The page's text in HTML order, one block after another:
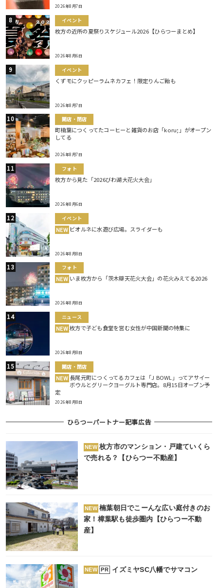
2026年8月7日
イベント
枚方の近所の夏祭りスケジュール2026【ひらつーまとめ】
2026年8月6日
イベント
くずモにクッピーラムネカフェ！限定りんご飴も
2026年8月7日
開店・閉店
町楠葉につくってたコーヒーと雑貨のお店「koru;」がオープン
してる
2026年8月7日
フォト
枚方から見た「2026びわ湖大花火大会」
2026年8月6日
イベント
NEW ビオルネに水遊び広場。スライダーも
2026年8月8日
フォト
NEW いま枚方から「茨木辯天花火大会」の花火みえてる2026
2026年8月8日
ニュース
NEW 枚方で子ども食堂を営む女性が中国新聞の特集に
2026年8月8日
開店・閉店
NEW 長尾元町につくってるカフェは「J BOWL」ってアサイー
ボウルとグリークヨーグルト専門店。8月15日オープン予
定
2026年8月8日
ひらつーパートナー記事広告
NEW 枚方市のマンション・戸建ていくら
で売れる？【ひらつー不動産】
NEW 楠葉朝日でこーんな広い庭付きのお
家！樟葉駅も徒歩圏内【ひらつー不動
産】
NEW PR イズミヤSC八幡でサマコン